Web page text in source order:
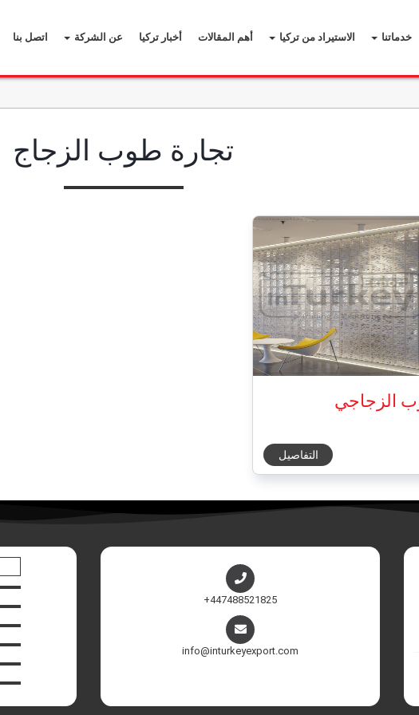
خدماتنا الاستيراد من تركيا أهم المقالات أخبار تركيا عن الشركة اتصل بنا
تجارة طوب الزجاج
الزجاجي
التفاصيل
+447488521825
info@inturkeyexport.com